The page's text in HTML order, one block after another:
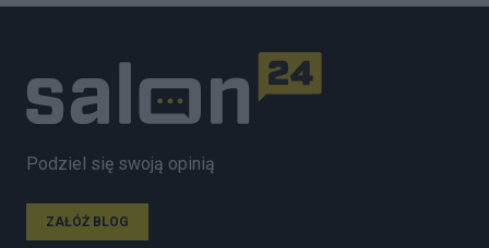
Podziel się swoją opinią
ZAŁÓŻ BLOG